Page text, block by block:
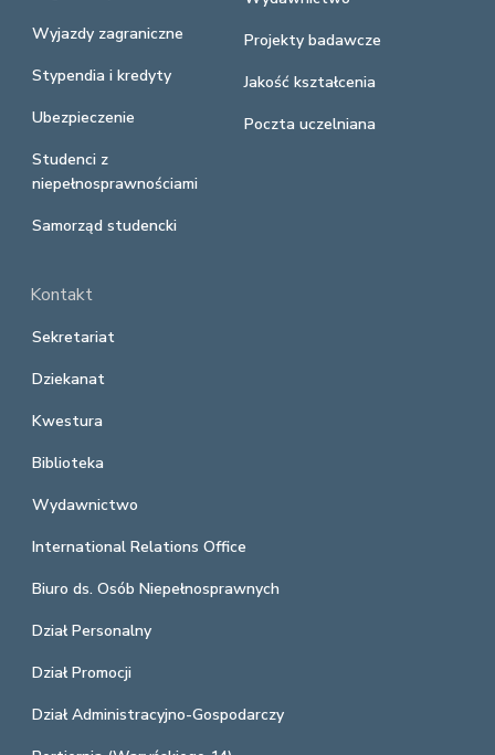
Wyjazdy zagraniczne
Stypendia i kredyty
Ubezpieczenie
Studenci z
niepełnosprawnościami
Samorząd studencki
Projekty badawcze
Jakość kształcenia
Poczta uczelniana
Kontakt
Sekretariat
Dziekanat
Kwestura
Biblioteka
Wydawnictwo
International Relations Office
Biuro ds. Osób Niepełnosprawnych
Dział Personalny
Dział Promocji
Dział Administracyjno-Gospodarczy